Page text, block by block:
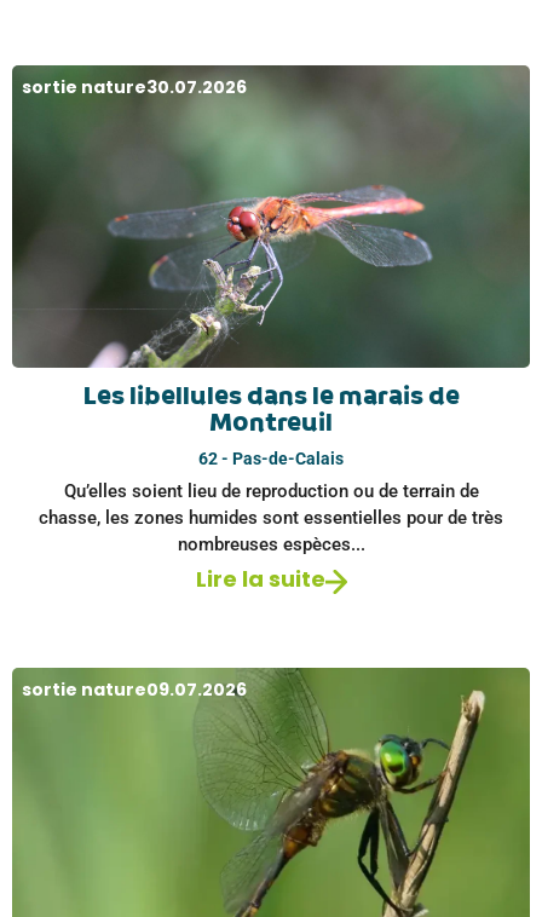
sortie nature30.07.2026
Les libellules dans le marais de
Montreuil
62 - Pas-de-Calais
Qu’elles soient lieu de reproduction ou de terrain de
chasse, les zones humides sont essentielles pour de très
nombreuses espèces...
Lire la suite
sortie nature09.07.2026